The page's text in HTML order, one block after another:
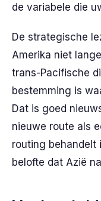
de variabele die
De strategische
Amerika niet
trans-Pacifische
bestemming is
Dat is goed
nieuwe route als
routing behandelt
belofte dat Azië